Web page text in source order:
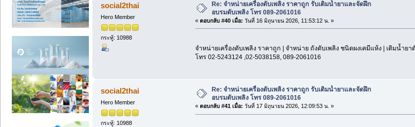
social2thai
Hero Member
กระทู้: 10988
Re: จำหน่ายเครื่องดับเพลิง ราคาถูก รับเติมน้ำยาและจัดฝึก
อบรมดับเพลิง โทร 089-2061016
« ตอบกลับ #40 เมื่อ: วันที่ 16 มิถุนายน 2026, 11:53:12 น. »
จำหน่ายเครื่องดับเพลิง ราคาถูก | จำหน่าย ถังดับเพลิง ชนิดผงเคมีแห้ง | เติมน้ำยา
โทร 02-5243124 ,02-5038158, 089-2061016
social2thai
Hero Member
กระทู้: 10988
Re: จำหน่ายเครื่องดับเพลิง ราคาถูก รับเติมน้ำยาและจัดฝึก
อบรมดับเพลิง โทร 089-2061016
« ตอบกลับ #41 เมื่อ: วันที่ 17 มิถุนายน 2026, 12:09:53 น. »